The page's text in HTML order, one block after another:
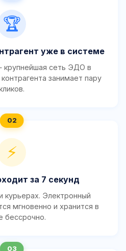
🏆
уже в системе
крупнейшая сеть ЭДО в
занимает пару
⚡
за 7 секунд
курьерах. Электронный
мгновенно и хранится в
бессрочно.